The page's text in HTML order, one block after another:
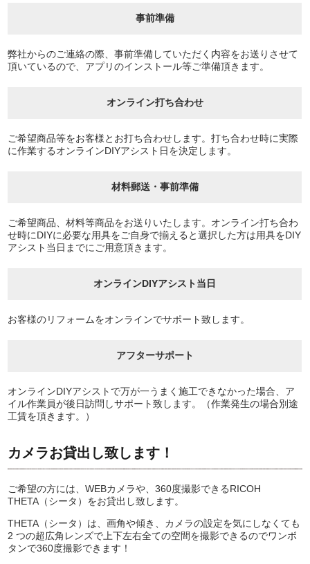
事前準備
弊社からのご連絡の際、事前準備していただく内容をお送りさせて
頂いているので、アプリのインストール等ご準備頂きます。
オンライン打ち合わせ
ご希望商品等をお客様とお打ち合わせします。打ち合わせ時に実際
に作業するオンラインDIYアシスト日を決定します。
材料郵送・事前準備
ご希望商品、材料等商品をお送りいたします。オンライン打ち合わ
せ時にDIYに必要な用具をご自身で揃えると選択した方は用具をDIY
アシスト当日までにご用意頂きます。
オンラインDIYアシスト当日
お客様のリフォームをオンラインでサポート致します。
アフターサポート
オンラインDIYアシストで万が一うまく施工できなかった場合、ア
イル作業員が後日訪問しサポート致します。（作業発生の場合別途
工賃を頂きます。）
カメラお貸出し致します！
ご希望の方には、WEBカメラや、360度撮影できるRICOH
THETA（シータ）をお貸出し致します。
THETA（シータ）は、画角や傾き、カメラの設定を気にしなくても
2 つの超広角レンズで上下左右全ての空間を撮影できるのでワンボ
タンで360度撮影できます！